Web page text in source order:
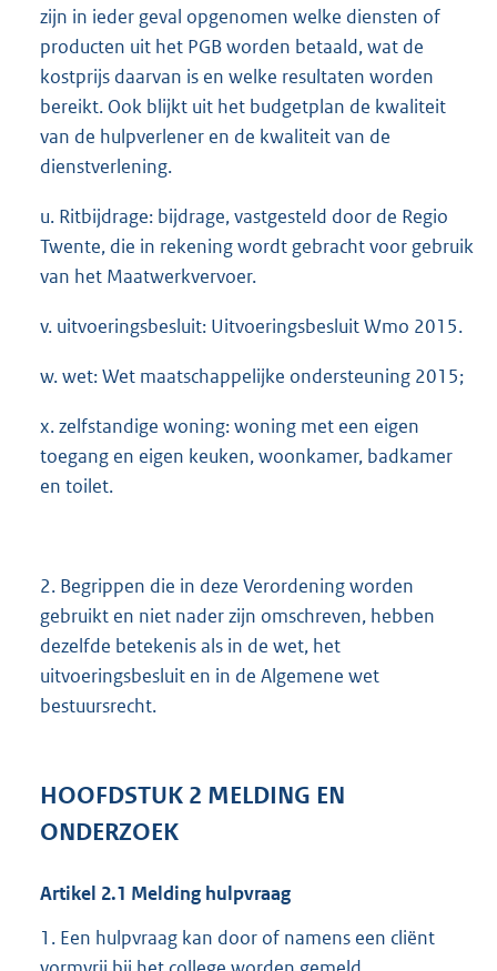
zijn in ieder geval opgenomen welke diensten of
producten uit het PGB worden betaald, wat de
kostprijs daarvan is en welke resultaten worden
bereikt. Ook blijkt uit het budgetplan de kwaliteit
van de hulpverlener en de kwaliteit van de
dienstverlening.
u. Ritbijdrage: bijdrage, vastgesteld door de Regio
Twente, die in rekening wordt gebracht voor gebruik
van het Maatwerkvervoer.
v. uitvoeringsbesluit: Uitvoeringsbesluit Wmo 2015.
w. wet: Wet maatschappelijke ondersteuning 2015;
x. zelfstandige woning: woning met een eigen
toegang en eigen keuken, woonkamer, badkamer
en toilet.
2. Begrippen die in deze Verordening worden
gebruikt en niet nader zijn omschreven, hebben
dezelfde betekenis als in de wet, het
uitvoeringsbesluit en in de Algemene wet
bestuursrecht.
HOOFDSTUK 2 MELDING EN
ONDERZOEK
Artikel 2.1 Melding hulpvraag
1. Een hulpvraag kan door of namens een cliënt